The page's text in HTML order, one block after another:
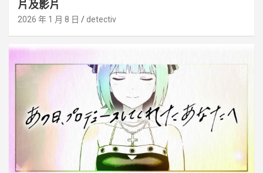
片及影片
2026 年 1 月 8 日 detectiv